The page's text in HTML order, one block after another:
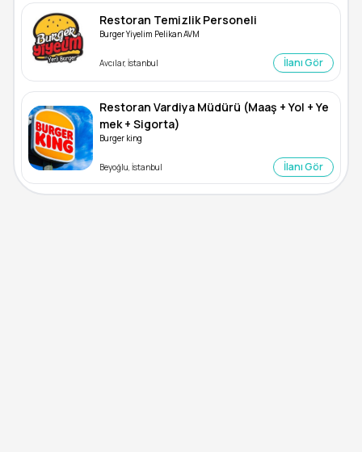
Restoran Temizlik Personeli
Burger Yiyelim Pelikan AVM
Avcılar, İstanbul İlanı Gör
Restoran Vardiya Müdürü (Maaş + Yol + Ye
mek + Sigorta)
Burger king
Beyoğlu, İstanbul İlanı Gör